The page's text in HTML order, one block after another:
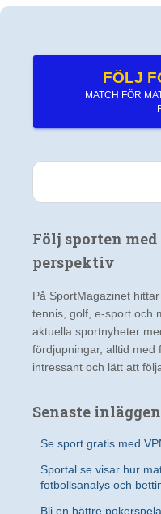
FÖLJ
MATCH FÖR
S
k
f
t
r
:
Följ sporten
perspektiv
På SportMagazinet
tennis, golf, e-sport och
aktuella sportnyheter
fördjupningar, alltid med
intressant och lätt att
Senaste inläggen
Se sport gratis med
Sportal.se visar hur
fotbollsanalys och
Bli en bättre